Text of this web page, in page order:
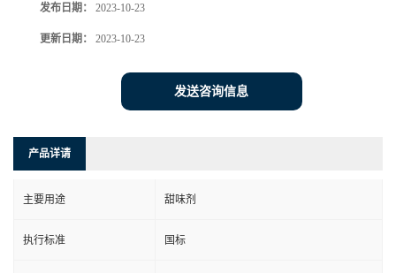
发布日期： 2023-10-23
更新日期： 2023-10-23
发送咨询信息
产品详请
主要用途 甜味剂
执行标准 国标